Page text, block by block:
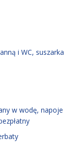
i WC, suszarka
w wodę, napoje